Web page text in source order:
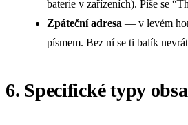
baterie v zařízeních). Píše se
Zpáteční adresa — v levém
písmem. Bez ní se ti balík
6. Specifické typy